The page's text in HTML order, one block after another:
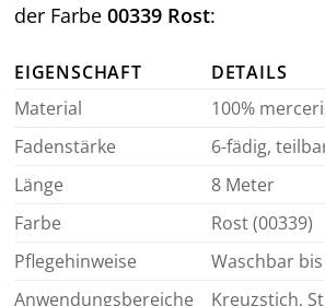
der Farbe 00339 Rost:
EIGENSCHAFT
DETAILS
Material
100%
Fadenstärke
6-fädig,
Länge
8 Meter
Farbe
Rost (00339)
Pflegehinweise
Waschbar
Anwendungsbereiche
Kreuzstich,